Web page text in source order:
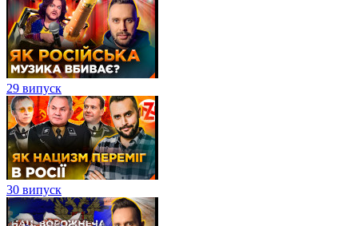
29 випуск
30 випуск